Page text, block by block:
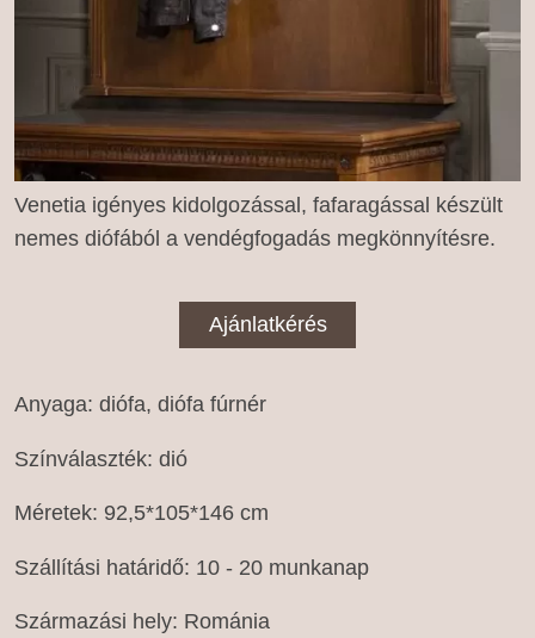
Venetia igényes kidolgozással, fafaragással készült
nemes diófából a vendégfogadás megkönnyítésre.
Ajánlatkérés
Anyaga: diófa, diófa fúrnér
Színválaszték: dió
Méretek: 92,5*105*146 cm
Szállítási határidő: 10 - 20 munkanap
Származási hely: Románia